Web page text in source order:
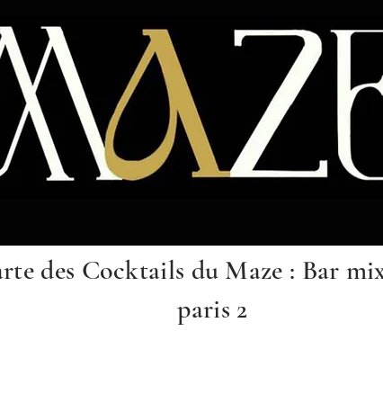
des Cocktails du Maze : Bar
paris 2